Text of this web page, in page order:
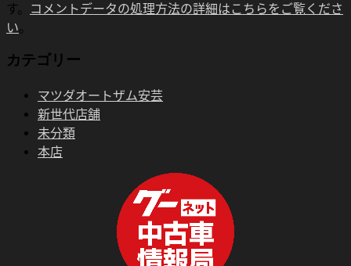
す。
コメントデータの処理方法の詳細はこちらをご覧くださ
い。
カテゴリー
マツダオートザム安芸
新世代店舗
未分類
本店